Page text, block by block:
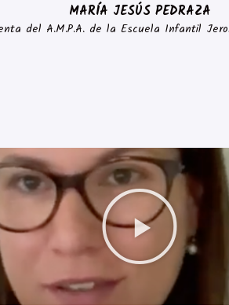
MARÍA JESÚS PEDRAZA
del A.M.P.A. de la Escuela Infantil